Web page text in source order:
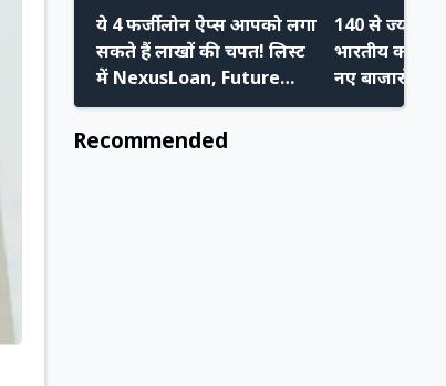
ये 4 फर्जी लोन ऐप्स आपको लगा
सकते हैं लाखों की चपत! लिस्ट
में NexusLoan, Future
Loan सहित ये ऐप शामिल
140 से ज्यादा
भारतीय
नए बाजारों में
Recommended